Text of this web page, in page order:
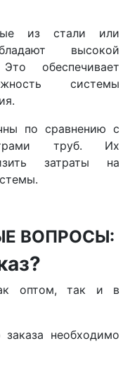
из стали или
высокой
обеспечивает
системы
по сравнению с
труб. Их
затраты на
ВОПРОСЫ:
оптом, так и в
необходимо